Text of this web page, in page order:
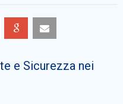
e Sicurezza nei